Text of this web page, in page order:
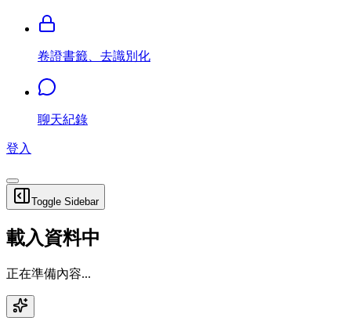
卷證書籤、去識別化
聊天紀錄
登入
Toggle Sidebar
載入資料中
正在準備內容...